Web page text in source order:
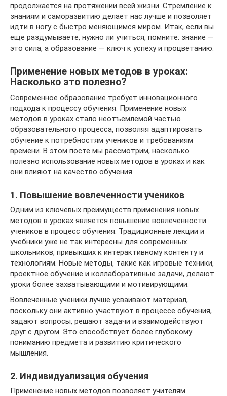
продолжается на протяжении всей жизни. Стремление к
знаниям и саморазвитию делает нас лучше и позволяет
идти в ногу с быстро меняющимся миром. Итак, если вы
еще раздумываете, нужно ли учиться, помните: знание —
это сила, а образование — ключ к успеху и процветанию.
Применение новых методов в уроках:
Насколько это полезно?
Современное образование требует инновационного
подхода к процессу обучения. Применение новых
методов в уроках стало неотъемлемой частью
образовательного процесса, позволяя адаптировать
обучение к потребностям учеников и требованиям
времени. В этом посте мы рассмотрим, насколько
полезно использование новых методов в уроках и как
они влияют на качество обучения.
1. Повышение вовлеченности учеников
Одним из ключевых преимуществ применения новых
методов в уроках является повышение вовлеченности
учеников в процесс обучения. Традиционные лекции и
учебники уже не так интересны для современных
школьников, привыкших к интерактивному контенту и
технологиям. Новые методы, такие как игровые техники,
проектное обучение и коллаборативные задачи, делают
уроки более захватывающими и мотивирующими.
Вовлеченные ученики лучше усваивают материал,
поскольку они активно участвуют в процессе обучения,
задают вопросы, решают задачи и взаимодействуют
друг с другом. Это способствует более глубокому
пониманию предмета и развитию критического
мышления.
2. Индивидуализация обучения
Применение новых методов позволяет учителям